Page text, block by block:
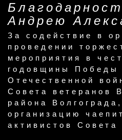
Андрею
За содействие в
проведении
мероприятия в
годовщины Победы
Отечественной
Совета ветеранов
района
организацию
активистов Совета